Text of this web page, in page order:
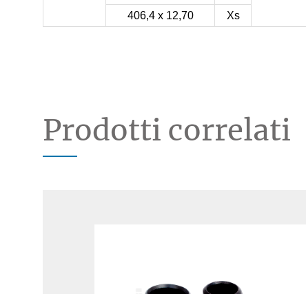
406,4 x 12,70
Xs
Prodotti correlati